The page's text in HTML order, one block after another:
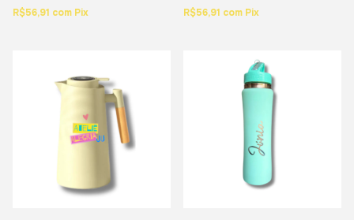
R$56,91 com Pix R$56,91 com Pix